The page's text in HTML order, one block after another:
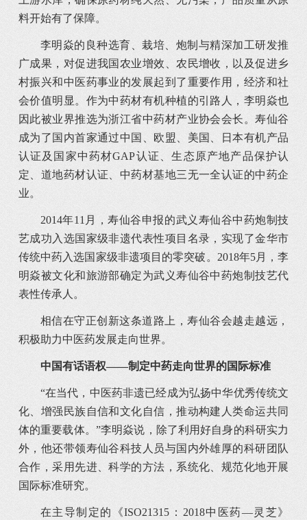
料开始有了保障。
李明焱的良种选育、栽培、炮制与精深加工研发推
广成果，对促进我国农业增效、农民增收，以及促进乡
村振兴和中医药事业的发展起到了重要作用，经济和社
会价值明显。作为中药材有机种植的引路人，李明焱也
因此被业界推选为浙江省中药材产业协会会长。寿仙谷
成为了国内首家通过中国、欧盟、美国、日本有机产品
认证及国家中药材GAP认证、生态原产地产品保护认
定、道地药材认证、中药材基地三无一全认证的中药企
业。
2014年11月，寿仙谷申报的武义寿仙谷中药炮制技
艺成功入选国家级非遗代表性项目名录，实现了金华市
传统中药入选国家级非遗项目的零突破。2018年5月，李
明焱被文化和旅游部确定为武义寿仙谷中药炮制技艺代
表性传承人。
相信在守正创新这条道路上，寿仙谷会越走越远，
积极助力中医药发展走向世界。
中国有话语权——制定中药走向世界的国际标准
“在当代，中医药非遗已经成为弘扬中华优秀传统文
化、增强民族自信和文化自信，推动构建人类命运共同
体的重要载体。”李明焱说，除了利用好自身的科研实力
外，他还带领寿仙谷科技人员与国内外雄厚的科研团队
合作，采用先进、科学的方法，系统化、规范化地开展
国际标准研究。
在主导制定的《ISO21315：2018中医药—灵芝》